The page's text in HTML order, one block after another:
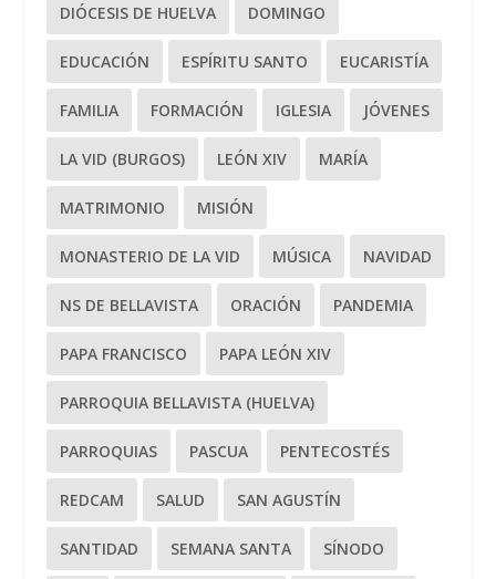
DIÓCESIS DE HUELVA DOMINGO
EDUCACIÓN ESPÍRITU SANTO EUCARISTÍA
FAMILIA FORMACIÓN IGLESIA JÓVENES
LA VID (BURGOS) LEÓN XIV MARÍA
MATRIMONIO MISIÓN
MONASTERIO DE LA VID MÚSICA NAVIDAD
NS DE BELLAVISTA ORACIÓN PANDEMIA
PAPA FRANCISCO PAPA LEÓN XIV
PARROQUIA BELLAVISTA (HUELVA)
PARROQUIAS PASCUA PENTECOSTÉS
REDCAM SALUD SAN AGUSTÍN
SANTIDAD SEMANA SANTA SÍNODO